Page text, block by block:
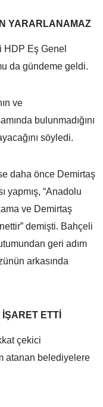
YARARLANAMAZ
HDP Eş Genel
da gündeme geldi.
ve
bulunmadığını
söyledi.
daha önce Demirtaş
yapmış, “Anadolu
ve Demirtaş
demişti. Bahçeli
geri adım
arkasında
ETTİ
çekici
atanan belediyelere